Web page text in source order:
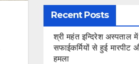
Recent Posts
श्री महंत इन्दिरेश अस्पताल
सफाईकर्मियों से हुई मारपीट
हमला